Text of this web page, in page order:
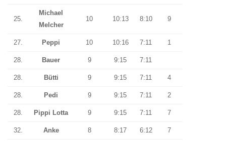
25.
Michael
Melcher
10 10:13 8:10 9
27. Peppi 10 10:16 7:11 1
28. Bauer 9 9:15 7:11
28. Bütti 9 9:15 7:11 4
28. Pedi 9 9:15 7:11 2
28. Pippi Lotta 9 9:15 7:11 7
32. Anke 8 8:17 6:12 7